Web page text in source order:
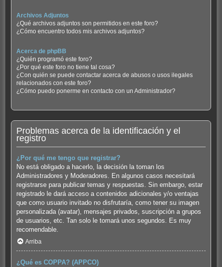
Archivos Adjuntos
¿Qué archivos adjuntos son permitidos en este foro?
¿Cómo encuentro todos mis archivos adjuntos?
Acerca de phpBB
¿Quién programó este foro?
¿Por qué este foro no tiene tal cosa?
¿Con quién se puede contactar acerca de abusos o usos ilegales
relacionados con este foro?
¿Cómo puedo ponerme en contacto con un Administrador?
Problemas acerca de la identificación y el
registro
¿Por qué me tengo que registrar?
No está obligado a hacerlo, la decisión la toman los
Administradores y Moderadores. En algunos casos necesitará
registrarse para publicar temas y respuestas. Sin embargo, estar
registrado le dará acceso a contenidos adicionales y/o ventajas
que como usuario invitado no disfrutaría, como tener su imagen
personalizada (avatar), mensajes privados, suscripción a grupos
de usuarios, etc. Tan solo le tomará unos segundos. Es muy
recomendable.
Arriba
¿Qué es COPPA? (APPCO)